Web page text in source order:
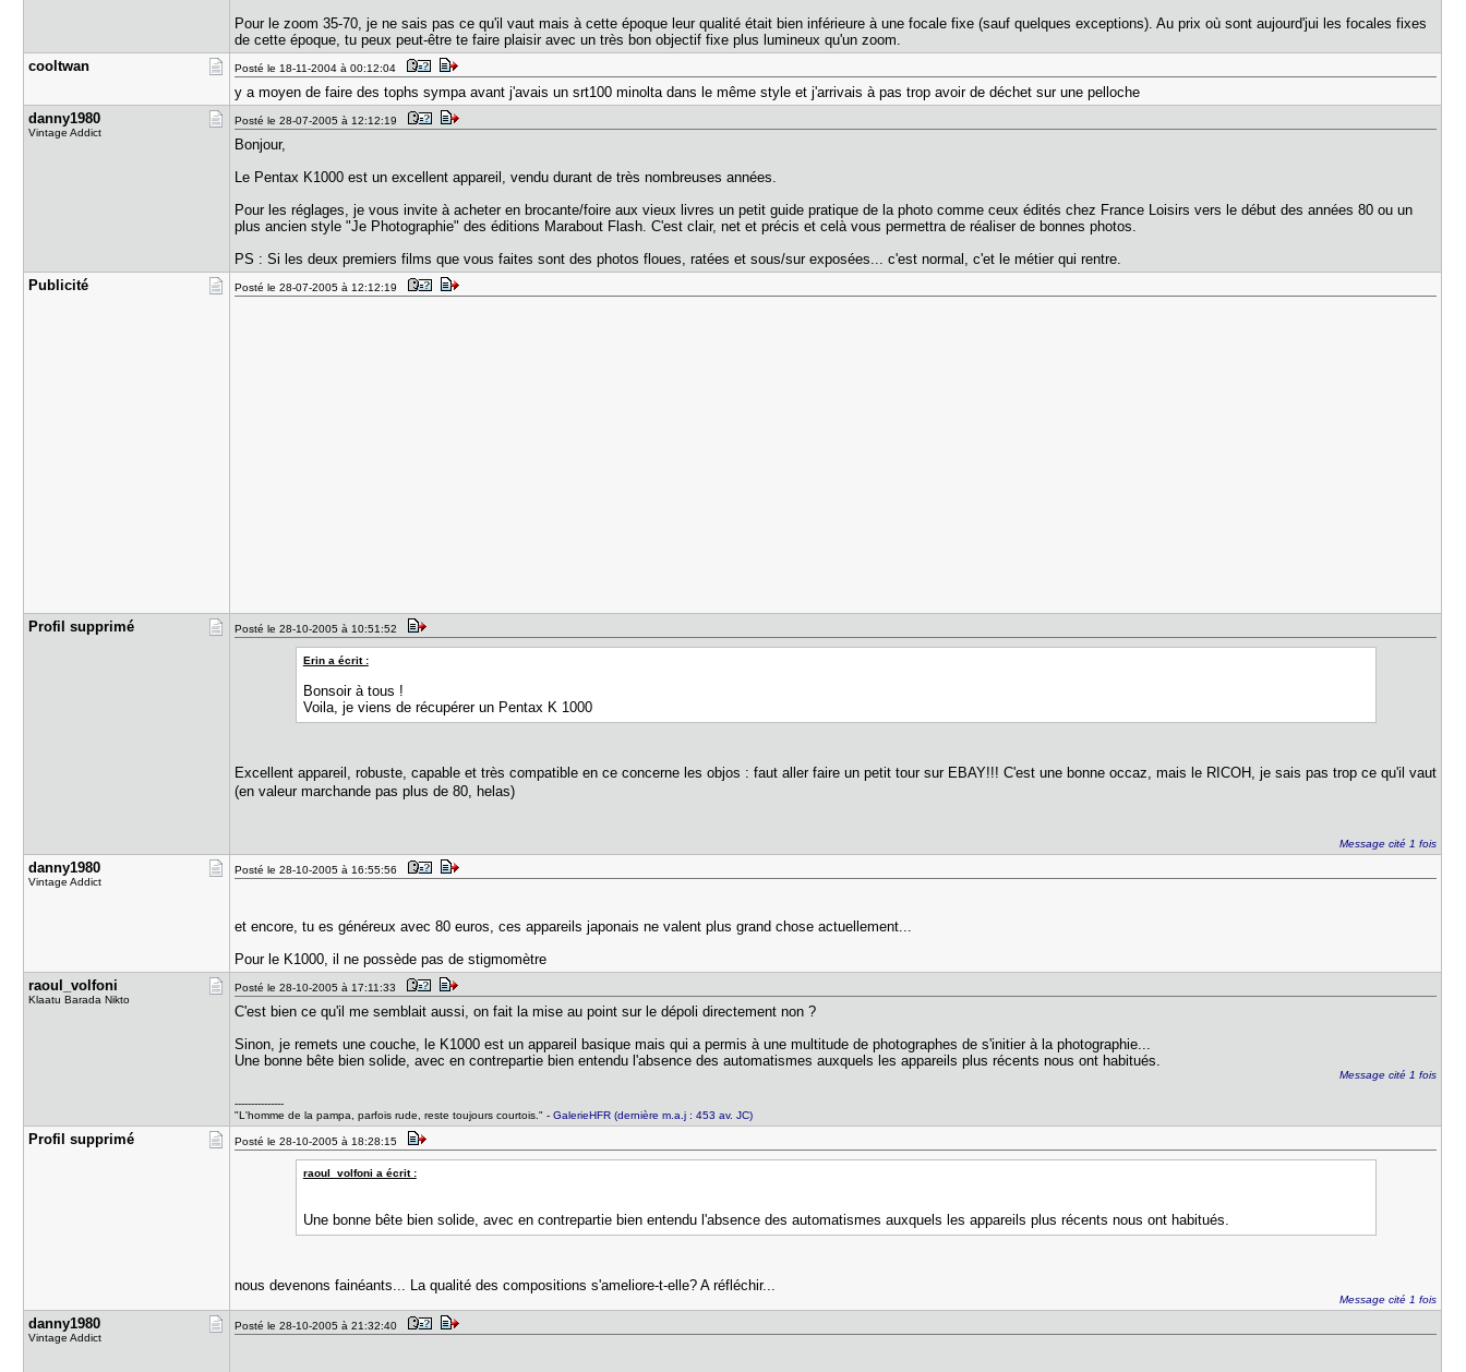
Pour le zoom 35-70, je ne sais pas ce qu'il vaut mais à cette époque leur qualité était bien inférieure à une focale fixe (sauf quelques exceptions). Au prix où sont aujourd'jui les focales fixes
de cette époque, tu peux peut-être te faire plaisir avec un très bon objectif fixe plus lumineux qu'un zoom.
cooltwan
Posté le 18-11-2004 à 00:12:04
y a moyen de faire des tophs sympa avant j'avais un srt100 minolta dans le même style et j'arrivais à pas trop avoir de déchet sur une pelloche
danny1980
Vintage Addict
Posté le 28-07-2005 à 12:12:19
Bonjour,
Le Pentax K1000 est un excellent appareil, vendu durant de très nombreuses années.
Pour les réglages, je vous invite à acheter en brocante/foire aux vieux livres un petit guide pratique de la photo comme ceux édités chez France Loisirs vers le début des années 80 ou un
plus ancien style "Je Photographie" des éditions Marabout Flash. C'est clair, net et précis et celà vous permettra de réaliser de bonnes photos.
PS : Si les deux premiers films que vous faites sont des photos floues, ratées et sous/sur exposées... c'est normal, c'et le métier qui rentre.
Publicité
Posté le 28-07-2005 à 12:12:19
Profil sup​primé Posté le 28-10-2005 à 10:51:52
Erin a écrit :
Bonsoir à tous !
Voila, je viens de récupérer un Pentax K 1000
Excellent appareil, robuste, capable et très compatible en ce concerne les objos : faut aller faire un petit tour sur EBAY!!! C'est une bonne occaz, mais le RICOH, je sais pas trop ce qu'il vaut
(en valeur marchande pas plus de 80, helas)
Message cité 1 fois
danny1980
Vintage Addict
Posté le 28-10-2005 à 16:55:56
et encore, tu es généreux avec 80 euros, ces appareils japonais ne valent plus grand chose actuellement...
Pour le K1000, il ne possède pas de stigmomètre
raoul_volf​oni
Klaatu Barada Nikto
Posté le 28-10-2005 à 17:11:33
C'est bien ce qu'il me semblait aussi, on fait la mise au point sur le dépoli directement non ?
Sinon, je remets une couche, le K1000 est un appareil basique mais qui a permis à une multitude de photographes de s'initier à la photographie...
Une bonne bête bien solide, avec en contrepartie bien entendu l'absence des automatismes auxquels les appareils plus récents nous ont habitués.
Message cité 1 fois
---------------
"L'homme de la pampa, parfois rude, reste toujours courtois." -GalerieHFR (dernière m.a.j : 453 av. JC)
Profil sup​primé Posté le 28-10-2005 à 18:28:15
raoul_volfoni a écrit :
Une bonne bête bien solide, avec en contrepartie bien entendu l'absence des automatismes auxquels les appareils plus récents nous ont habitués.
nous devenons fainéants... La qualité des compositions s'ameliore-t-elle? A réfléchir...
Message cité 1 fois
danny1980
Vintage Addict
Posté le 28-10-2005 à 21:32:40